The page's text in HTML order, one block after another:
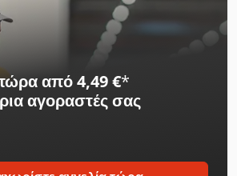
από 4,49 €*
αγοραστέςσας